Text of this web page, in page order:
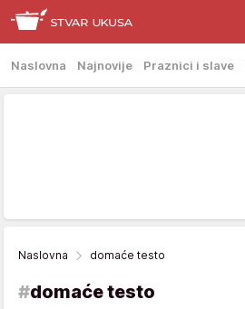
Naslovna Najnovije Praznici i slave
Naslovna domaće testo
#domaće testo